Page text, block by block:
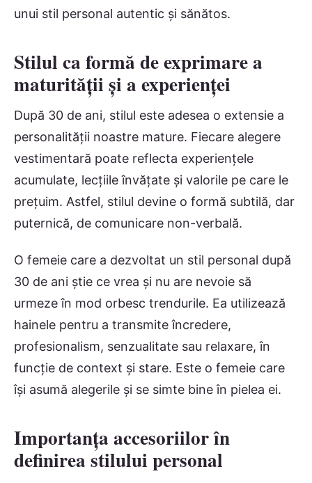
unui stil personal autentic și sănătos.
Stilul ca formă de exprimare a
maturității și a experienței
După 30 de ani, stilul este adesea o extensie a
personalității noastre mature. Fiecare alegere
vestimentară poate reflecta experiențele
acumulate, lecțiile învățate și valorile pe care le
prețuim. Astfel, stilul devine o formă subtilă, dar
puternică, de comunicare non-verbală.
O femeie care a dezvoltat un stil personal după
30 de ani știe ce vrea și nu are nevoie să
urmeze în mod orbesc trendurile. Ea utilizează
hainele pentru a transmite încredere,
profesionalism, senzualitate sau relaxare, în
funcție de context și stare. Este o femeie care
își asumă alegerile și se simte bine în pielea ei.
Importanța accesoriilor în
definirea stilului personal